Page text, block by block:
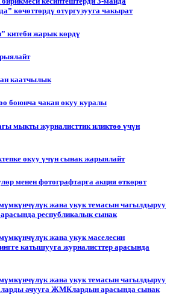
көчөттөрдү отургузууга чакырат
китеби жарык көрдү
каатчылык
боюнча чакан окуу куралы
мыкты журналисттик иликтөө үчүн
окуу үчүн сынак жарыялайт
менен фотографтарга акция өткөрөт
мүмкүнчүлүк жана укук темасын чагылдыруу
республикалык сынак
жана укук маселесин
катышууга журналисттер арасында
мүмкүнчүлүк жана укук темасын чагылдыруу
ачууга ЖМКлардын арасында сынак